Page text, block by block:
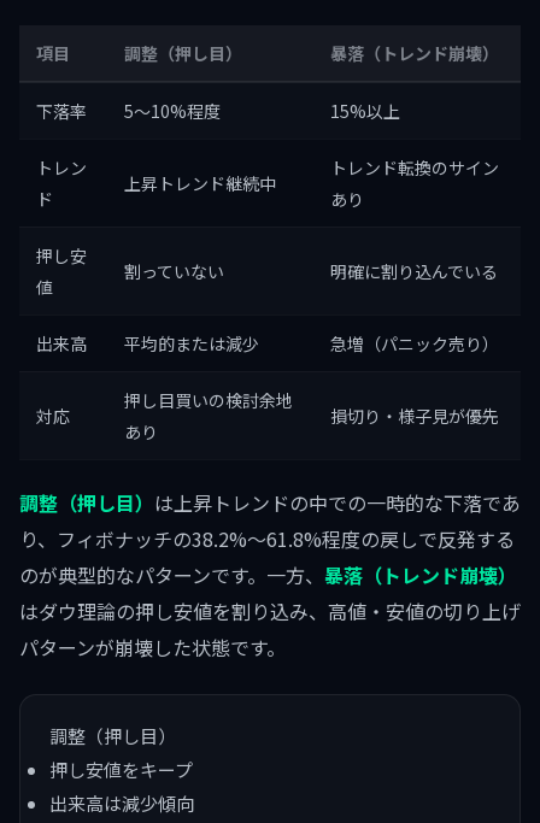
項目 調整（押し目） 暴落（トレンド崩壊）
下落率 5〜10%程度 15%以上
トレン
ド
上昇トレンド継続中
トレンド転換のサイン
あり
押し安
値
割っていない 明確に割り込んでいる
出来高 平均的または減少 急増（パニック売り）
対応
押し目買いの検討余地
あり
損切り・様子見が優先
調整（押し目） は上昇トレンドの中での一時的な下落であ
り、フィボナッチの38.2%〜61.8%程度の戻しで反発する
のが典型的なパターンです。一方、 暴落（トレンド崩壊）
はダウ理論の押し安値を割り込み、高値・安値の切り上げ
パターンが崩壊した状態です。
調整（押し目）
押し安値をキープ
出来高は減少傾向